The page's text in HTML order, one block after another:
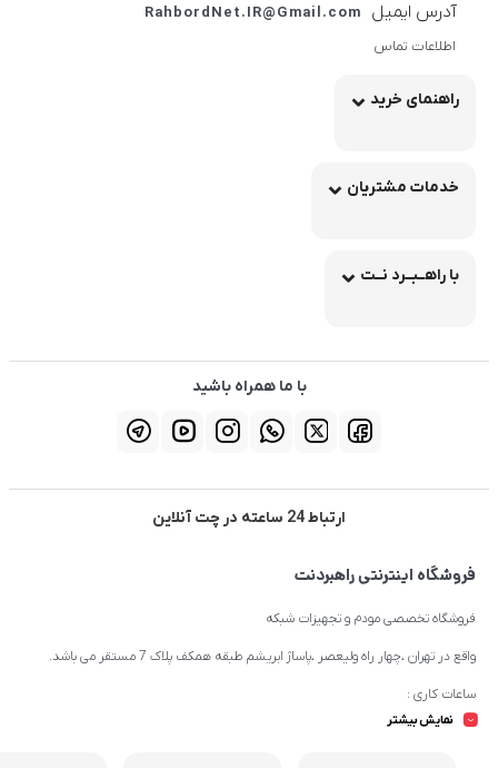
آدرس ایمیل
RahbordNet.IR@Gmail.com
اطلاعات تماس
راهنمای خرید
خدمات مشتریان
با راهــبــرد نــت
با ما همراه باشید
ارتباط 24 ساعته در چت آنلاین
فروشگاه اینترنتی راهبردنت
فروشگاه تخصصی مودم و تجهیزات شبکه
واقع در تهران ،چهار راه ولیعصر ،پاساژ ابریشم طبقه همکف پلاک 7 مستقر می باشد.
ساعات کاری :
شنبه تا چهارشنبه از ساعت 9.30 تا 20
نمایش بیشتر